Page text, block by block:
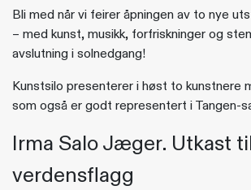
Bli med når vi feirer åpningen av to nye
– med kunst, musikk, forfriskninger og
avslutning i solnedgang!
Kunstsilo presenterer i høst to kunstnere
som også er godt representert i Tangen-
Irma Salo Jæger. Utkast
verdensflagg